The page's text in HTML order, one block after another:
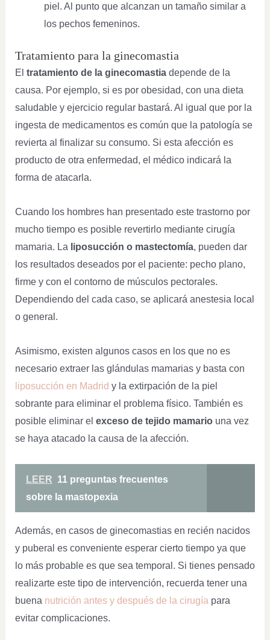
piel. Al punto que alcanzan un tamaño similar a
los pechos femeninos.
Tratamiento para la ginecomastia
El tratamiento de la ginecomastiadepende de la
causa. Por ejemplo, si es por obesidad, con una dieta
saludable y ejercicio regular bastará. Al igual que por la
ingesta de medicamentos es común que la patología se
revierta al finalizar su consumo. Si esta afección es
producto de otra enfermedad, el médico indicará la
forma de atacarla.
Cuando los hombres han presentado este trastorno por
mucho tiempo es posible revertirlo mediante cirugía
mamaria. La liposucción o mastectomía, pueden dar
los resultados deseados por el paciente: pecho plano,
firme y con el contorno de músculos pectorales.
Dependiendo del cada caso, se aplicará anestesia local
o general.
Asimismo, existen algunos casos en los que no es
necesario extraer las glándulas mamarias y basta con
liposucción en Madrid y la extirpación de la piel
sobrante para eliminar el problema físico. También es
posible eliminar el exceso de tejido mamariouna vez
se haya atacado la causa de la afección.
LEER 11 preguntas frecuentes
sobre la mastopexia
Además, en casos de ginecomastias en recién nacidos
y puberal es conveniente esperar cierto tiempo ya que
lo más probable es que sea temporal. Si tienes pensado
realizarte este tipo de intervención, recuerda tener una
buena nutrición antes y después de la cirugía para
evitar complicaciones.